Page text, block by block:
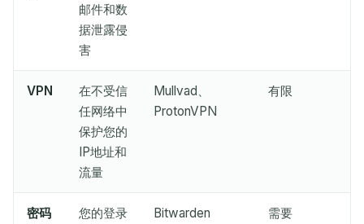
发件人 主题 操作
邮件和数
据泄露侵
害
VPN
在不受信
任网络中
保护您的
IP地址和
流量
Mullvad、
ProtonVPN
有限
密码
您的登录
Bitwarden 需要